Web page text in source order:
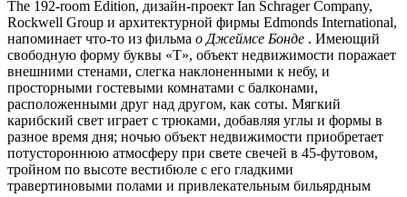
The 192-room Edition, дизайн-проект Ian Schrager Company,
Rockwell Group и архитектурной фирмы Edmonds International,
напоминает что-то из фильма о Джеймсе Бонде . Имеющий
свободную форму буквы «Т», объект недвижимости поражает
внешними стенами, слегка наклоненными к небу, и
просторными гостевыми комнатами с балконами,
расположенными друг над другом, как соты. Мягкий
карибский свет играет с трюками, добавляя углы и формы в
разное время дня; ночью объект недвижимости приобретает
потустороннюю атмосферу при свете свечей в 45-футовом,
тройном по высоте вестибюле с его гладкими
травертиновыми полами и привлекательным бильярдным